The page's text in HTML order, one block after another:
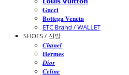
𝐆𝐮𝐜𝐜𝐢
𝐁𝐨𝐭𝐭𝐞𝐠𝐚 𝐕𝐞𝐧𝐞𝐭𝐚
ETC Brand / WALLET
SHOES / 신발
𝑪𝒉𝒂𝒏𝒆𝒍
𝐇𝐞𝐫𝐦𝐞𝐬
𝑫𝒊𝒐𝒓
𝑪𝒆𝒍𝒊𝒏𝒆